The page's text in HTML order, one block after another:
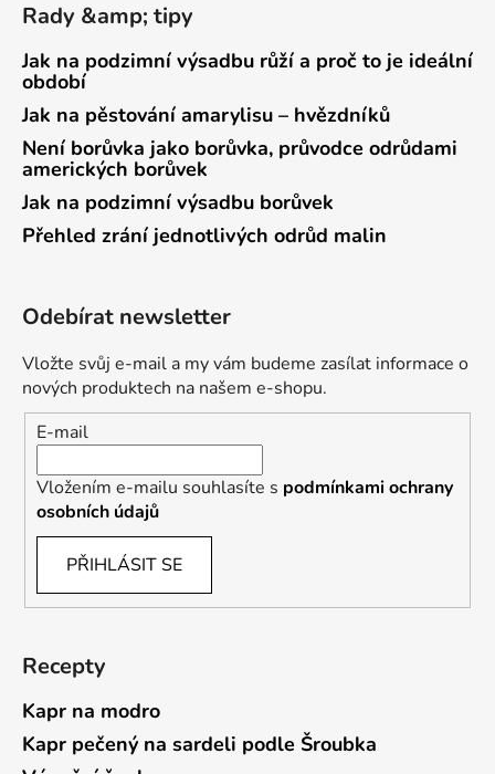
Rady &amp; tipy
Jak na podzimní výsadbu růží a proč to je ideální
období
Jak na pěstování amarylisu – hvězdníků
Není borůvka jako borůvka, průvodce odrůdami
amerických borůvek
Jak na podzimní výsadbu borůvek
Přehled zrání jednotlivých odrůd malin
Odebírat newsletter
Vložte svůj e-mail a my vám budeme zasílat informace o
nových produktech na našem e-shopu.
E-mail
Vložením e-mailu souhlasíte s podmínkami ochrany
osobních údajů
PŘIHLÁSIT SE
Recepty
Kapr na modro
Kapr pečený na sardeli podle Šroubka